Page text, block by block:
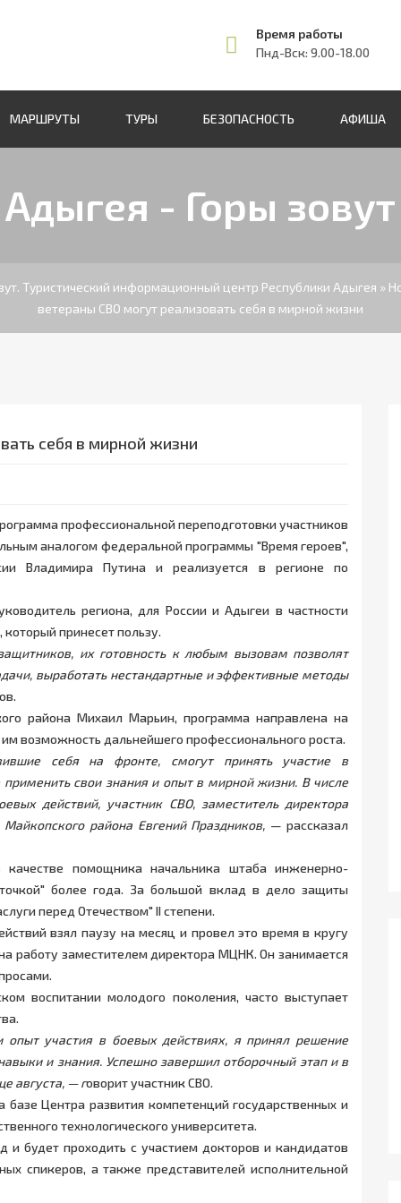
Время работы
Пнд-Вск: 9.00-18.00
МАРШРУТЫ ТУРЫ БЕЗОПАСНОСТЬ АФИША
Адыгея - Горы зовут
Туристический информационный центр Республики Адыгея »
ветераны СВО могут реализовать себя в мирной жизни
себя в мирной жизни
профессиональной переподготовки участников
аналогом федеральной программы "Время героев",
Владимира Путина и реализуется в регионе по
региона, для России и Адыгеи в частности
принесет пользу.
их готовность к любым вызовам позволят
выработать нестандартные и эффективные методы
района Михаил Марьин, программа направлена на
возможность дальнейшего профессионального роста.
себя на фронте, смогут принять участие в
свои знания и опыт в мирной жизни. В числе
действий, участник СВО, заместитель директора
района Евгений Праздников, — рассказал
помощника начальника штаба инженерно-
более года. За большой вклад в дело защиты
перед Отечеством" II степени.
взял паузу на месяц и провел это время в кругу
работу заместителем директора МЦНК. Он занимается
воспитании молодого поколения, часто выступает
участия в боевых действиях, я принял решение
и знания. Успешно завершил отборочный этап и в
августа, — говорит участник СВО.
Центра развития компетенций государственных и
технологического университета.
и будет проходить с участием докторов и кандидатов
спикеров, а также представителей исполнительной